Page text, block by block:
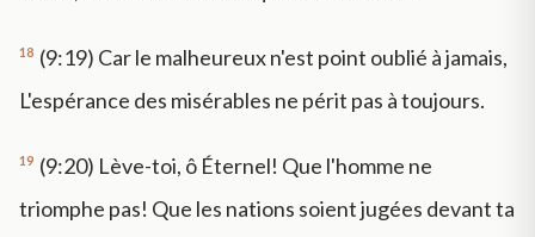
18 (9:19) Car le malheureux n'est point oublié à jamais,
L'espérance des misérables ne périt pas à toujours.
19 (9:20) Lève-toi, ô Éternel! Que l'homme ne
triomphe pas! Que les nations soient jugées devant ta